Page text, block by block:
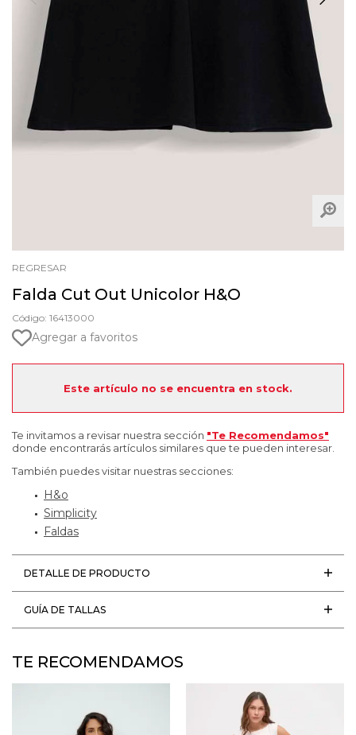
REGRESAR
Falda Cut Out Unicolor H&O
Código: 16413000
Agregar a favoritos
Este artículo no se encuentra en stock.
Te invitamos a revisar nuestra sección "Te Recomendamos"
donde encontrarás artículos similares que te pueden interesar.
También puedes visitar nuestras secciones:
H&o
Simplicity
Faldas
DETALLE DE PRODUCTO
GUÍA DE TALLAS
TE RECOMENDAMOS